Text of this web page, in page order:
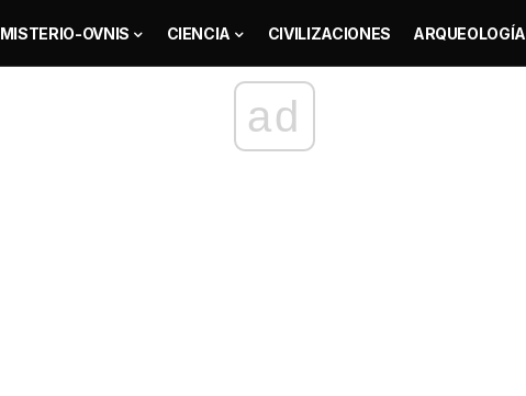
MISTERIO-OVNIS CIENCIA CIVILIZACIONES ARQUEOLOGÍA
ad